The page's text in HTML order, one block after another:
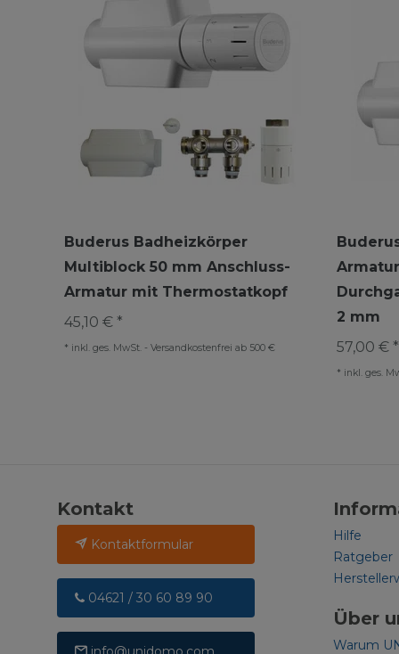
Buderus Badheizkörper
Multiblock 50 mm Anschluss-
Armatur mit Thermostatkopf
45,10 € *
* inkl. ges. MwSt. - Versandkostenfrei ab 500 €
2 mm
57,00 € *
* inkl. ges.
Kontakt
Kontaktformular
04621 / 30 60 89 90
Hilfe
Ratgeber
Über
Warum